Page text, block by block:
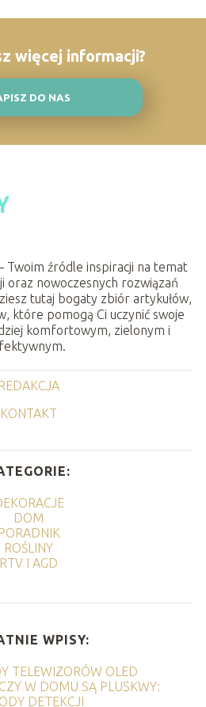
więcej informacji?
DO NAS
Twoim źródle inspiracji na temat
oraz nowoczesnych rozwiązań
tutaj bogaty zbiór artykułów,
które pomogą Ci uczynić swoje
komfortowym, zielonym i
REDAKCJA
KONTAKT
DOM
PORADNIK
ROŚLINY
RTV I AGD
WPISY:
TELEWIZORÓW OLED
W DOMU SĄ PLUSKWY:
DETEKCJI